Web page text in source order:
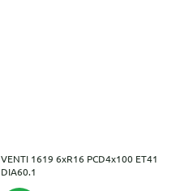
VENTI 1619 6xR16 PCD4x100 ET41
DIA60.1